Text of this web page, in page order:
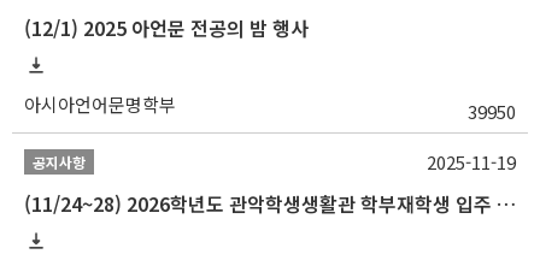
(12/1) 2025 아언문 전공의 밤 행사
아시아언어문명학부 39950
공지사항
(11/24~28) 2026학년도 관악학생생활관 학부재학생 입주 신청 일정 안내
2025-11-19